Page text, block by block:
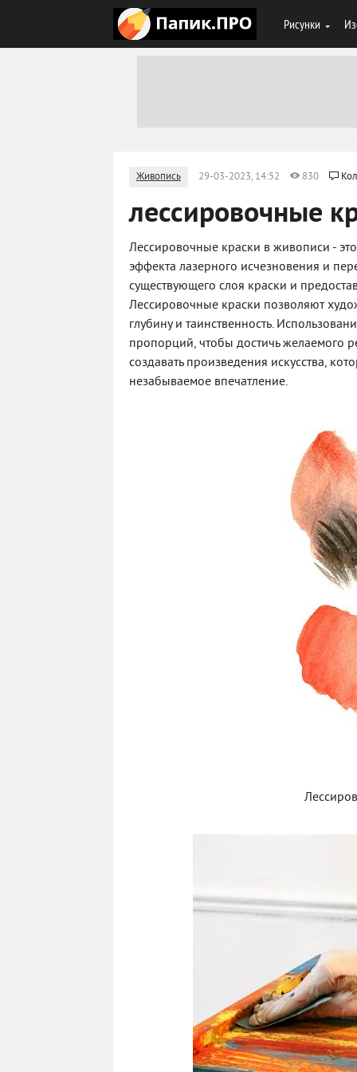
Рисунки
Живопись 29-03-2023, 14:52 830
лессировочные
Лессировочные краски в живописи -
эффекта лазерного исчезновения и
существующего слоя краски и
Лессировочные краски позволяют
глубину и таинственность.
пропорций, чтобы достичь желаемого
создавать произведения искусства,
незабываемое впечатление.